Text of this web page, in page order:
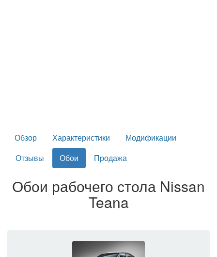
Обзор Характеристики
Модификации
Отзывы
Обои Продажа
Обои рабочего стола Nissan
Teana